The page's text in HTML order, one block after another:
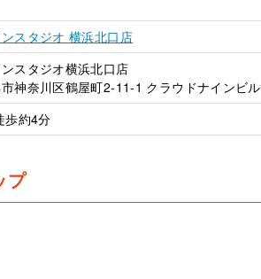
スタジオ 横浜北口店
スタジオ横浜北口店
神奈川区鶴屋町2-11-1 クラウドナインビル
歩約4分
プ